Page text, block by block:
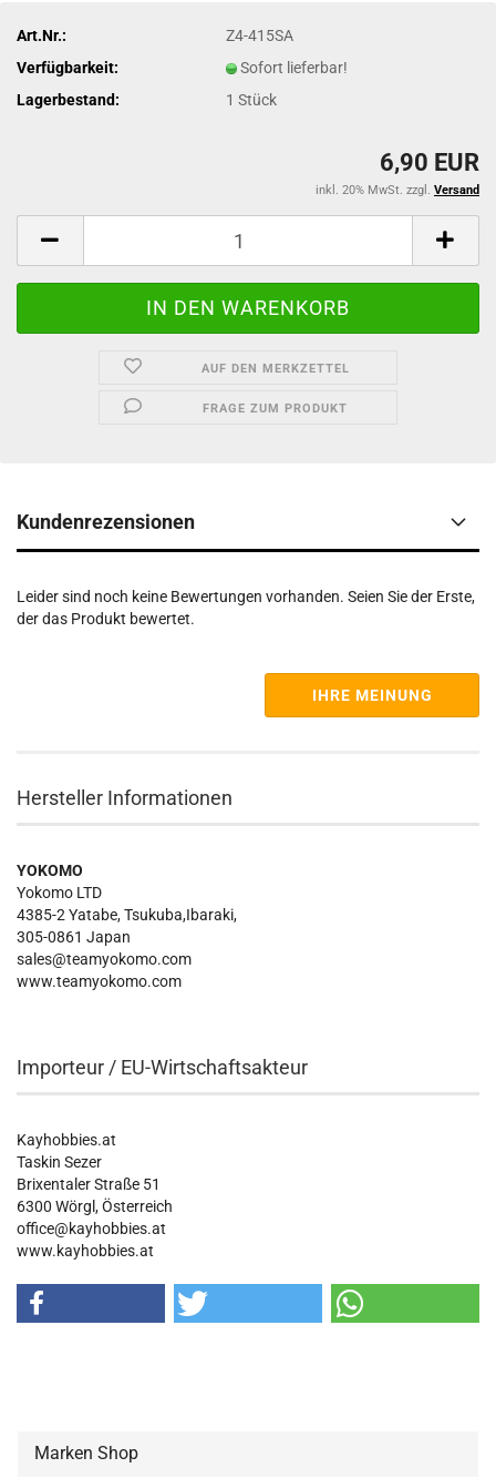
Art.Nr.:
Z4-415SA
Verfügbarkeit:
Sofort lieferbar!
Lagerbestand:
1Stück
6,90 EUR
inkl. 20% MwSt. zzgl. Versand
AUF DEN MERKZETTEL
FRAGE ZUM PRODUKT
Kundenrezensionen
Leider sind noch keine Bewertungen vorhanden. Seien Sie der Erste,
der das Produkt bewertet.
IHRE MEINUNG
Hersteller Informationen
YOKOMO
Yokomo LTD
4385-2 Yatabe, Tsukuba,Ibaraki,
305-0861 Japan
sales@teamyokomo.com
www.teamyokomo.com
Importeur / EU-Wirtschaftsakteur
Kayhobbies.at
Taskin Sezer
Brixentaler Straße 51
6300 Wörgl, Österreich
office@kayhobbies.at
www.kayhobbies.at
Marken Shop